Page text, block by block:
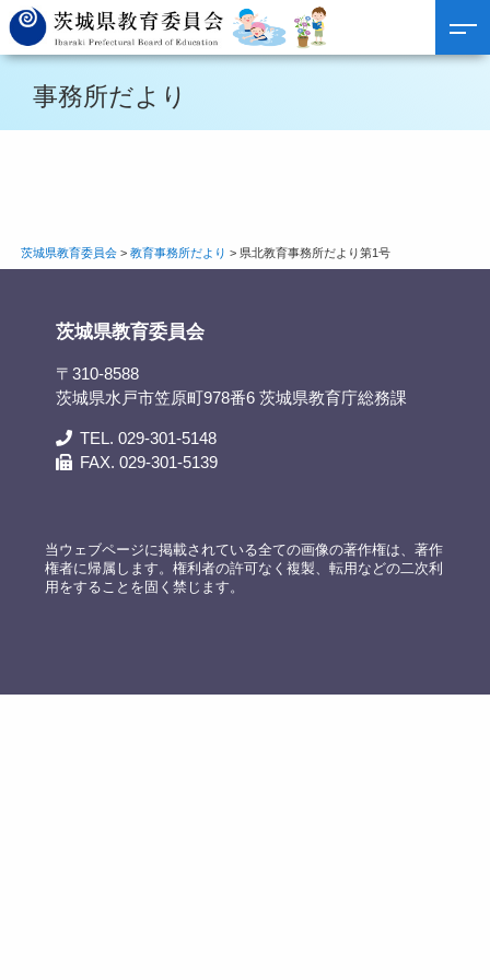
事務所だより
茨城県教育委員会> 教育事務所だより > 県北教育事務所だより第1号
茨城県教育委員会
〒310-8588
茨城県水戸市笠原町978番6 茨城県教育庁総務課
TEL. 029-301-5148
FAX. 029-301-5139
当ウェブページに掲載されている全ての画像の著作権は、著作
権者に帰属します。権利者の許可なく複製、転用などの二次利
用をすることを固く禁じます。